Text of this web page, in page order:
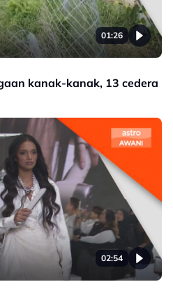
01:26
kanak-kanak, 13 cedera
02:54